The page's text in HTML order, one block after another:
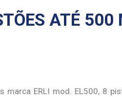
ATÉ 500
marca ERLI mod. EL500, 8